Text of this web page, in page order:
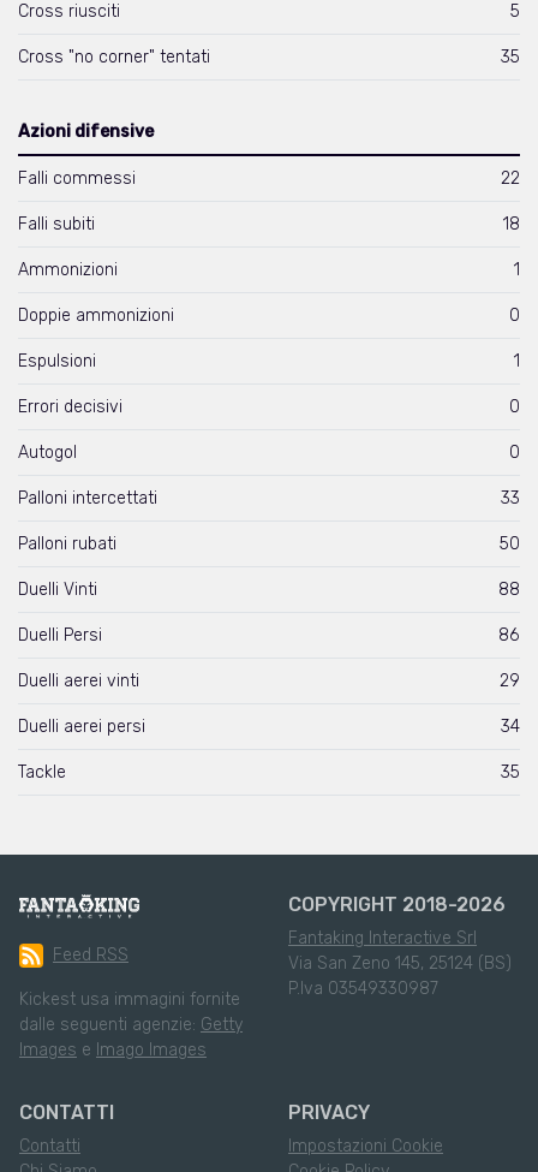
Cross riusciti 5
Cross "no corner" tentati 35
Azioni difensive
Falli commessi 22
Falli subiti 18
Ammonizioni 1
Doppie ammonizioni 0
Espulsioni 1
Errori decisivi 0
Autogol 0
Palloni intercettati 33
Palloni rubati 50
Duelli Vinti 88
Duelli Persi 86
Duelli aerei vinti 29
Duelli aerei persi 34
Tackle 35
Feed RSS
Kickest usa immagini fornite
dalle seguenti agenzie: Getty
Images e Imago Images
COPYRIGHT 2018-2026
Fantaking Interactive Srl
Via San Zeno 145, 25124 (BS)
P.Iva 03549330987
CONTATTI
Contatti
PRIVACY
Impostazioni Cookie